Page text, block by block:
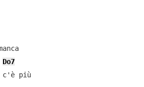
Do7
c'è più